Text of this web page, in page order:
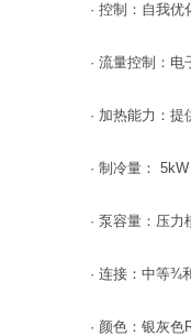
· 控制：自我优
· 流量控制：电
· 加热能力：提
· 制冷量： 5kW
· 泵容量：压力
· 连接：中等¾
· 颜色：银灰色